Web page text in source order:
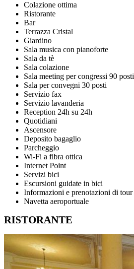
Colazione ottima
Ristorante
Bar
Terrazza Cristal
Giardino
Sala musica con pianoforte
Sala da tè
Sala colazione
Sala meeting per congressi 90 posti
Sala per convegni 30 posti
Servizio fax
Servizio lavanderia
Reception 24h su 24h
Quotidiani
Ascensore
Deposito bagaglio
Parcheggio
Wi-Fi a fibra ottica
Internet Point
Servizi bici
Escursioni guidate in bici
Informazioni e prenotazioni di tour
Navetta aeroportuale
RISTORANTE